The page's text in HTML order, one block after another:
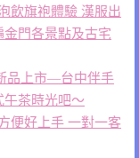
飲旗袍體驗 漢服出
門各景點及古宅
品上市—台中伴手
茶時光吧〜
便好上手 一對一客